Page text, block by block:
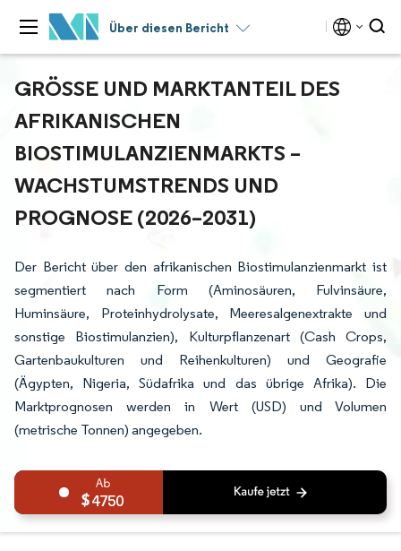
Über diesen Bericht
GRÖSSE UND MARKTANTEIL DES A
FRIKANISCHEN B
IOSTIMULANZIENMARKTS – W
ACHSTUMSTRENDS UND P
ROGNOSE (2026–2031)
Der Bericht über den afrikanischen Biostimulanzienmarkt ist
segmentiert nach Form (Aminosäuren, Fulvinsäure,
Huminsäure, Proteinhydrolysate, Meeresalgenextrakte und
sonstige Biostimulanzien), Kulturpflanzenart (Cash Crops,
Gartenbaukulturen und Reihenkulturen) und Geografie
(Ägypten, Nigeria, Südafrika und das übrige Afrika). Die
Marktprognosen werden in Wert (USD) und Volumen
(metrische Tonnen) angegeben.
4750